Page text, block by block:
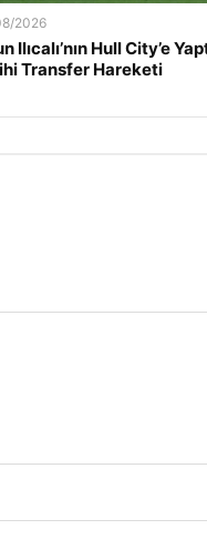
2026
Ilıcalı’nın Hull City’e
Transfer Hareketi